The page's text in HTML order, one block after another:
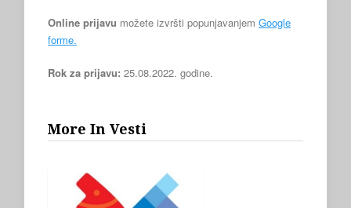
Online prijavu možete izvršti popunjavanjem Google
forme.
Rok za prijavu: 25.08.2022. godine.
More In Vesti